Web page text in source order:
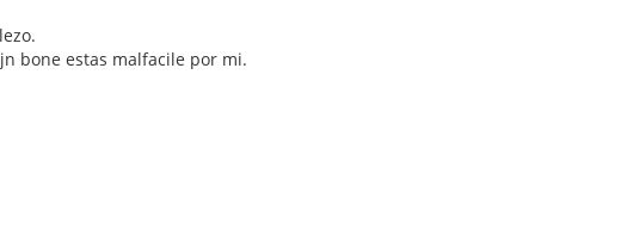
bone estas malfacile por mi.